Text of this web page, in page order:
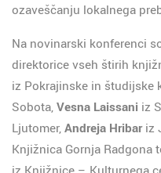
ozaveščanju lokalnega
Na novinarski konferenci
direktorice vseh štirih
iz Pokrajinske in študijske
Sobota,Vesna Laissani iz
Ljutomer,Andreja Hribariz
Knjižnica Gornja Radgona